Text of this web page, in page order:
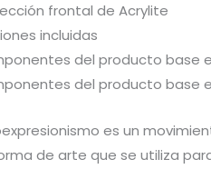
frontal de Acrylite
incluidas
del producto base
del producto base
es un
de arte que se utiliza